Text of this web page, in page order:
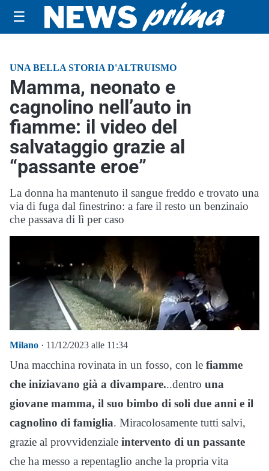
☰
UNA BELLA STORIA D'ALTRUISMO
Mamma, neonato e
cagnolino nell’auto in
fiamme: il video del
salvataggio grazie al
“passante eroe”
La donna ha mantenuto il sangue freddo e trovato una
via di fuga dal finestrino: a fare il resto un benzinaio
che passava di lì per caso
Milano · 11/12/2023 alle 11:34
Una macchina rovinata in un fosso, con le fiamme
che iniziavano già a divampare...dentro una
giovane mamma, il suo bimbo di soli due anni e il
cagnolino di famiglia. Miracolosamente tutti salvi,
grazie al provvidenziale intervento di un passante
che ha messo a repentaglio anche la propria vita